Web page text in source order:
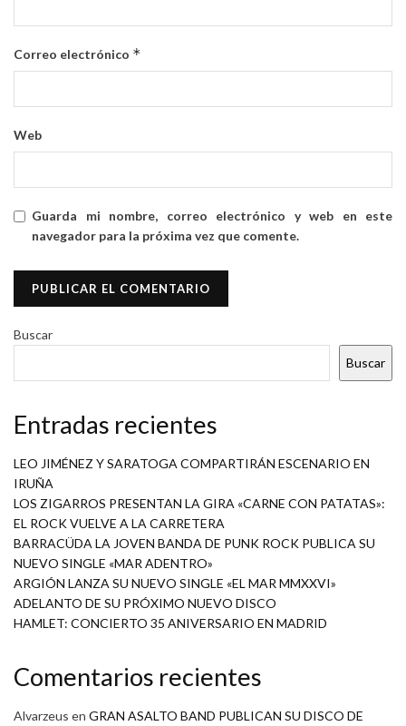
Correo electrónico *
Web
Guarda mi nombre, correo electrónico y web en este
navegador para la próxima vez que comente.
Buscar
Buscar
Entradas recientes
LEO JIMÉNEZ Y SARATOGA COMPARTIRÁN ESCENARIO EN
IRUÑA
LOS ZIGARROS PRESENTAN LA GIRA «CARNE CON PATATAS»:
EL ROCK VUELVE A LA CARRETERA
BARRACÜDA LA JOVEN BANDA DE PUNK ROCK PUBLICA SU
NUEVO SINGLE «MAR ADENTRO»
ARGIÓN LANZA SU NUEVO SINGLE «EL MAR MMXXVI»
ADELANTO DE SU PRÓXIMO NUEVO DISCO
HAMLET: CONCIERTO 35 ANIVERSARIO EN MADRID
Comentarios recientes
Alvarzeus en GRAN ASALTO BAND PUBLICAN SU DISCO DE